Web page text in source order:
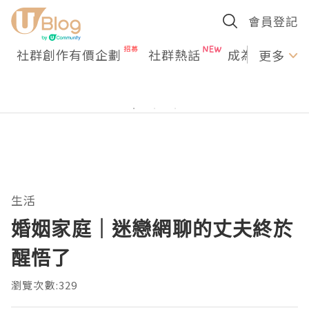
會員登記
社群創作有價企劃 社群熱話 成為U更多
生活
婚姻家庭｜迷戀網聊的丈夫終於
醒悟了
瀏覽次數:329